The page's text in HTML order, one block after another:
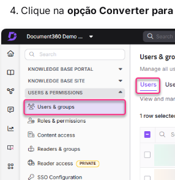
Clique na opção Converter para